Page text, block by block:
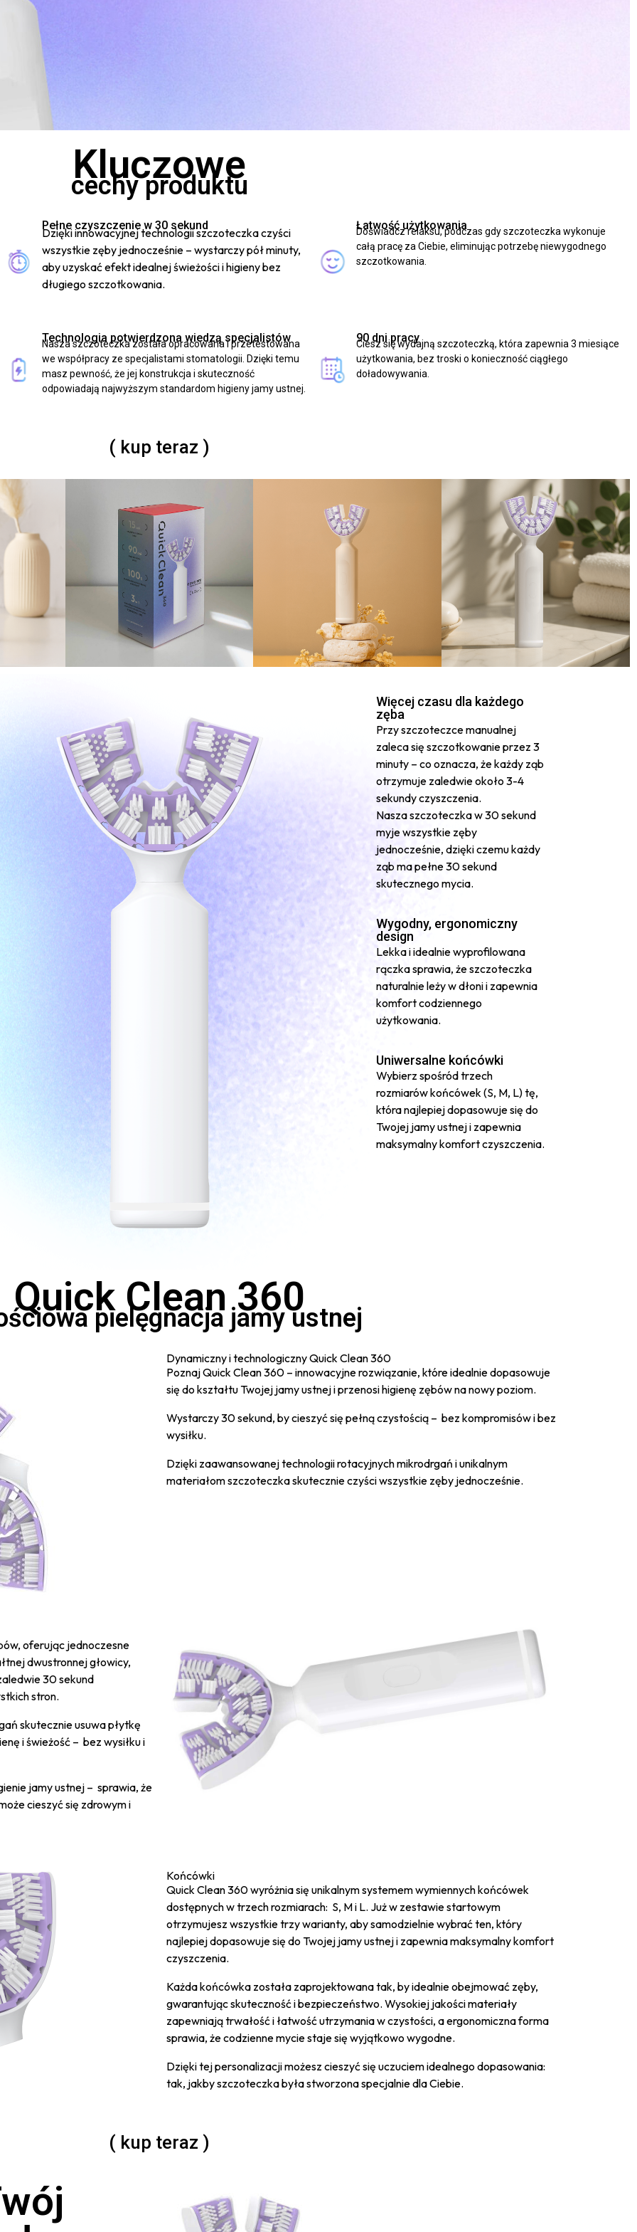
Kluczowe
cechy produktu
Pełne czyszczenie w 30 sekund
Dzięki innowacyjnej technologii szczoteczka czyści
wszystkie zęby jednocześnie – wystarczy pół minuty,
aby uzyskać efekt idealnej świeżości i higieny bez
długiego szczotkowania.
Łatwość użytkowania
Doświadcz relaksu, podczas gdy szczoteczka wykonuje
całą pracę za Ciebie, eliminując potrzebę niewygodnego
szczotkowania.
Technologia potwierdzona wiedzą specjalistów
Nasza szczoteczka została opracowana i przetestowana
we współpracy ze specjalistami stomatologii. Dzięki temu
masz pewność, że jej konstrukcja i skuteczność
odpowiadają najwyższym standardom higieny jamy ustnej.
90 dni pracy
Ciesz się wydajną szczoteczką, która zapewnia 3 miesiące
użytkowania, bez troski o konieczność ciągłego
doładowywania.
( kup teraz )
Więcej czasu dla każdego
zęba
Przy szczoteczce manualnej
zaleca się szczotkowanie przez 3
minuty – co oznacza, że każdy ząb
otrzymuje zaledwie około 3-4
sekundy czyszczenia.
Nasza szczoteczka w 30 sekund
myje wszystkie zęby
jednocześnie, dzięki czemu każdy
ząb ma pełne 30 sekund
skutecznego mycia.
Wygodny, ergonomiczny
design
Lekka i idealnie wyprofilowana
rączka sprawia, że szczoteczka
naturalnie leży w dłoni i zapewnia
komfort codziennego
użytkowania.
Uniwersalne końcówki
Wybierz spośród trzech
rozmiarów końcówek (S, M, L) tę,
która najlepiej dopasowuje się do
Twojej jamy ustnej i zapewnia
maksymalny komfort czyszczenia.
Quick Clean 360
pielęgnacja jamy ustnej
Dynamiczny i technologiczny Quick Clean 360
Poznaj Quick Clean 360 – innowacyjne rozwiązanie, które idealnie dopasowuje
się do kształtu Twojej jamy ustnej i przenosi higienę zębów na nowy poziom.
Wystarczy 30 sekund, by cieszyć się pełną czystością – bez kompromisów i bez
wysiłku.
Dzięki zaawansowanej technologii rotacyjnych mikrodrgań i unikalnym
materiałom szczoteczka skutecznie czyści wszystkie zęby jednocześnie.
oferując jednoczesne
dwustronnej głowicy,
30 sekund
stron.
skutecznie usuwa płytkę
i świeżość – bez wysiłku i
jamy ustnej – sprawia, że
cieszyć się zdrowym i
Końcówki
Quick Clean 360 wyróżnia się unikalnym systemem wymiennych końcówek
dostępnych w trzech rozmiarach: S, M i L. Już w zestawie startowym
otrzymujesz wszystkie trzy warianty, aby samodzielnie wybrać ten, który
najlepiej dopasowuje się do Twojej jamy ustnej i zapewnia maksymalny komfort
czyszczenia.
Każda końcówka została zaprojektowana tak, by idealnie obejmować zęby,
gwarantując skuteczność i bezpieczeństwo. Wysokiej jakości materiały
zapewniają trwałość i łatwość utrzymania w czystości, a ergonomiczna forma
sprawia, że codzienne mycie staje się wyjątkowo wygodne.
Dzięki tej personalizacji możesz cieszyć się uczuciem idealnego dopasowania:
tak, jakby szczoteczka była stworzona specjalnie dla Ciebie.
( kup teraz )